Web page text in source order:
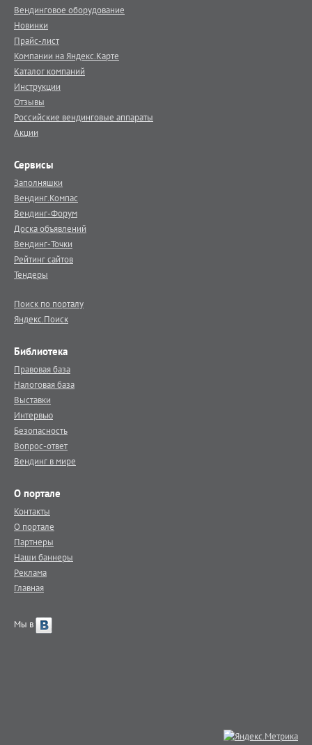
Вендинговое оборудование
Новинки
Прайс-лист
Компании на Яндекс.Карте
Каталог компаний
Инструкции
Отзывы
Российские вендинговые аппараты
Акции
Сервисы
Заполняшки
Вендинг.Компас
Вендинг-Форум
Доска объявлений
Вендинг-Точки
Рейтинг сайтов
Тендеры
Поиск по порталу
Яндекс.Поиск
Библиотека
Правовая база
Налоговая база
Выставки
Интервью
Безопасность
Вопрос-ответ
Вендинг в мире
О портале
Контакты
О портале
Партнеры
Наши баннеры
Реклама
Главная
Мы в